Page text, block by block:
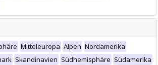
Mitteleuropa Alpen Nordamerika
Skandinavien Südhemisphäre Südamerika